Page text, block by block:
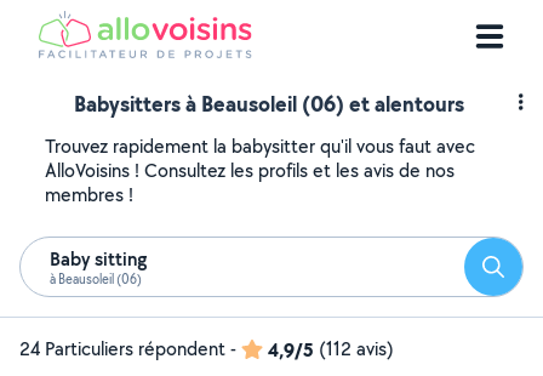
Babysitters à Beausoleil (06) et alentours
Trouvez rapidement la babysitter qu'il vous faut avec
AlloVoisins ! Consultez les profils et les avis de nos
membres !
Baby sitting
à Beausoleil (06)
24 Particuliers répondent- 4,9/5 (112 avis)